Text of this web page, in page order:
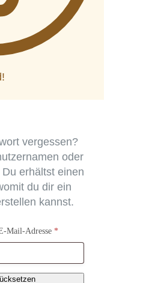
vergessen?
oder
erhältst einen
du dir ein
kannst.
Mail-Adresse *